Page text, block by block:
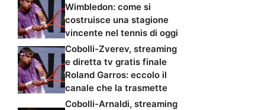
Wimbledon: come si
costruisce una stagione
vincente nel tennis di oggi
Cobolli-Zverev, streaming
e diretta tv gratis finale
Roland Garros: eccolo il
canale che la trasmette
Cobolli-Arnaldi, streaming